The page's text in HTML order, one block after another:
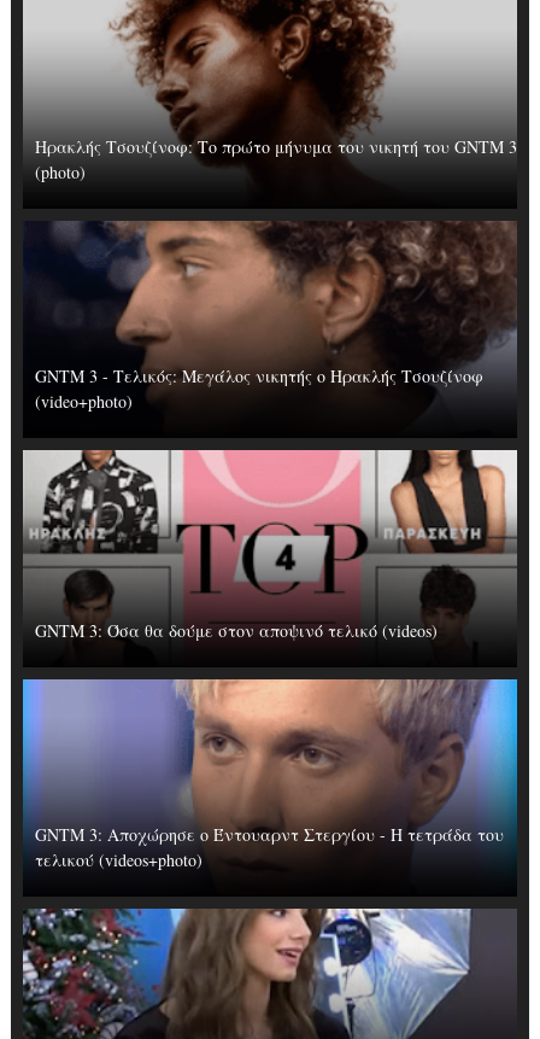
Ηρακλής Τσουζίνοφ: Το πρώτο μήνυμα του νικητή του GNTM 3
(photo)
GNTM 3 - Τελικός: Μεγάλος νικητής ο Ηρακλής Τσουζίνοφ
(video+photo)
GNTM 3: Όσα θα δούμε στον αποψινό τελικό (videos)
GNTM 3: Αποχώρησε ο Έντουαρντ Στεργίου - Η τετράδα του
τελικού (videos+photo)